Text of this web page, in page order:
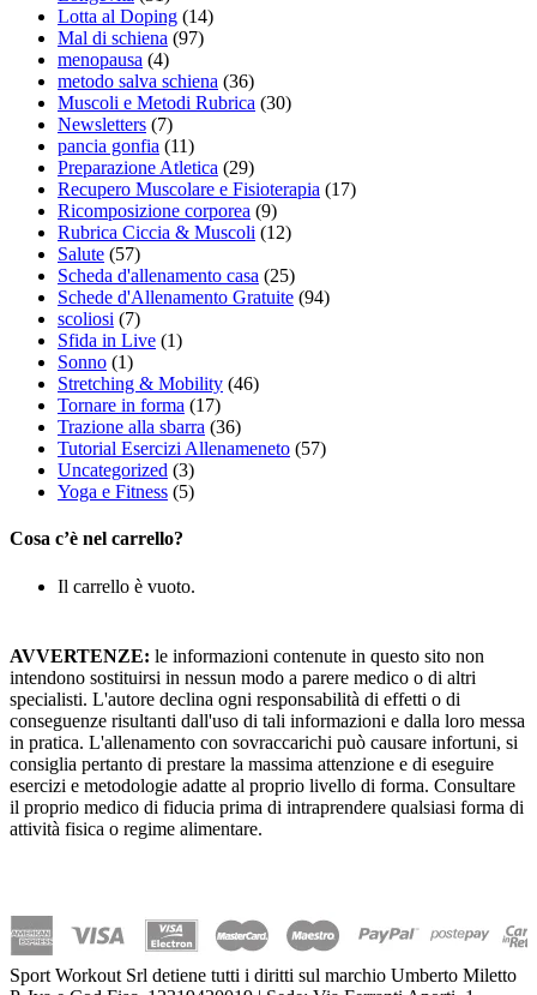
Lotta al Doping (14)
Mal di schiena (97)
menopausa (4)
metodo salva schiena (36)
Muscoli e Metodi Rubrica (30)
Newsletters (7)
pancia gonfia (11)
Preparazione Atletica (29)
Recupero Muscolare e Fisioterapia (17)
Ricomposizione corporea (9)
Rubrica Ciccia & Muscoli (12)
Salute (57)
Scheda d'allenamento casa (25)
Schede d'Allenamento Gratuite (94)
scoliosi (7)
Sfida in Live (1)
Sonno (1)
Stretching & Mobility (46)
Tornare in forma (17)
Trazione alla sbarra (36)
Tutorial Esercizi Allenameneto (57)
Uncategorized (3)
Yoga e Fitness (5)
Cosa c’è nel carrello?
Il carrello è vuoto.
AVVERTENZE: le informazioni contenute in questo sito non
intendono sostituirsi in nessun modo a parere medico o di altri
specialisti. L'autore declina ogni responsabilità di effetti o di
conseguenze risultanti dall'uso di tali informazioni e dalla loro messa
in pratica. L'allenamento con sovraccarichi può causare infortuni, si
consiglia pertanto di prestare la massima attenzione e di eseguire
esercizi e metodologie adatte al proprio livello di forma. Consultare
il proprio medico di fiducia prima di intraprendere qualsiasi forma di
attività fisica o regime alimentare.
Sport Workout Srl detiene tutti i diritti sul marchio Umberto Miletto